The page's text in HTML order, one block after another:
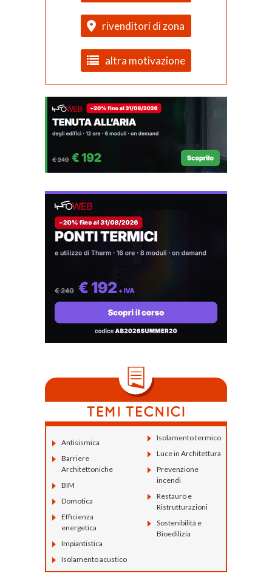
rivenditori di zona
altra motivazione
Antisismica
Barriere
Architettoniche
BIM
Domotica
Efficienza
energetica
Impiantistica
Isolamento acustico
Isolamento termico
Luce in Architettura
Prevenzione
incendi
Restauro e
Ristrutturazioni
Sostenibilità e
Bioedilizia